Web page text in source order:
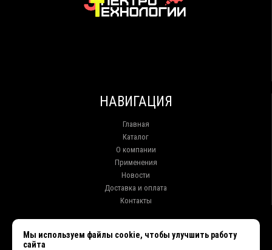
НАВИГАЦИЯ
Главная
Каталог
О компании
Применения
Новости
Доставка и оплата
Контакты
Мы используем файлы cookie, чтобы улучшить работу
сайта